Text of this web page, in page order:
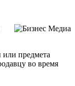
предмета
во время